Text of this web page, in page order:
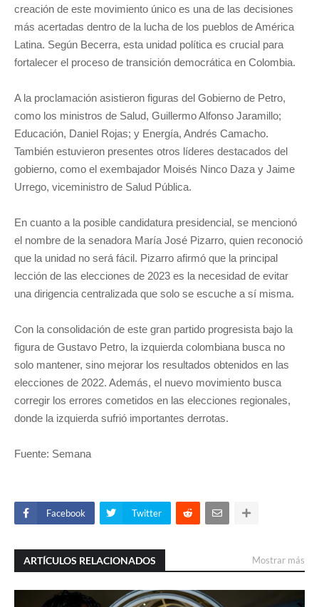
creación de este movimiento único es una de las decisiones
más acertadas dentro de la lucha de los pueblos de América
Latina. Según Becerra, esta unidad política es crucial para
fortalecer el proceso de transición democrática en Colombia.
A la proclamación asistieron figuras del Gobierno de Petro,
como los ministros de Salud, Guillermo Alfonso Jaramillo;
Educación, Daniel Rojas; y Energía, Andrés Camacho.
También estuvieron presentes otros líderes destacados del
gobierno, como el exembajador Moisés Ninco Daza y Jaime
Urrego, viceministro de Salud Pública.
En cuanto a la posible candidatura presidencial, se mencionó
el nombre de la senadora María José Pizarro, quien reconoció
que la unidad no será fácil. Pizarro afirmó que la principal
lección de las elecciones de 2023 es la necesidad de evitar
una dirigencia centralizada que solo se escuche a sí misma.
Con la consolidación de este gran partido progresista bajo la
figura de Gustavo Petro, la izquierda colombiana busca no
solo mantener, sino mejorar los resultados obtenidos en las
elecciones de 2022. Además, el nuevo movimiento busca
corregir los errores cometidos en las elecciones regionales,
donde la izquierda sufrió importantes derrotas.
Fuente: Semana
Facebook Twitter
ARTÍCULOS RELACIONADOS Mostrar más